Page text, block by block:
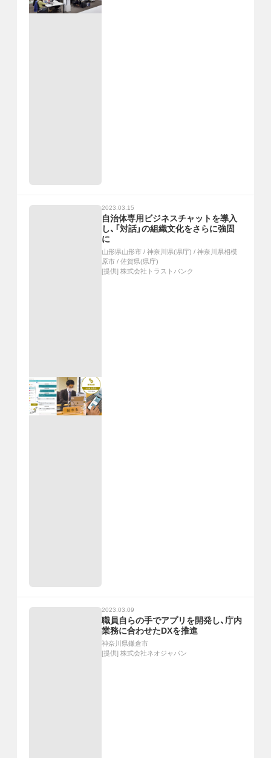
2023.03.15
自治体専用ビジネスチャットを導入
し、「対話」の組織文化をさらに強固
に
山形県山形市 / 神奈川県(県庁) / 神奈川県相模
原市 / 佐賀県(県庁)
[提供] 株式会社トラストバンク
2023.03.09
職員自らの手でアプリを開発し、庁内
業務に合わせたDXを推進
神奈川県鎌倉市
[提供] 株式会社ネオジャパン